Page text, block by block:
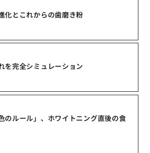
化とこれからの歯磨き粉
を完全シミュレーション
のルール」、ホワイトニング直後の食